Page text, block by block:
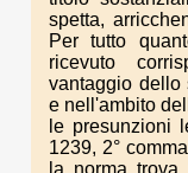
spetta,
Per tutto
ricevuto
vantaggio dello
e nell'ambito
le presunzioni
1239, 2°
la norma